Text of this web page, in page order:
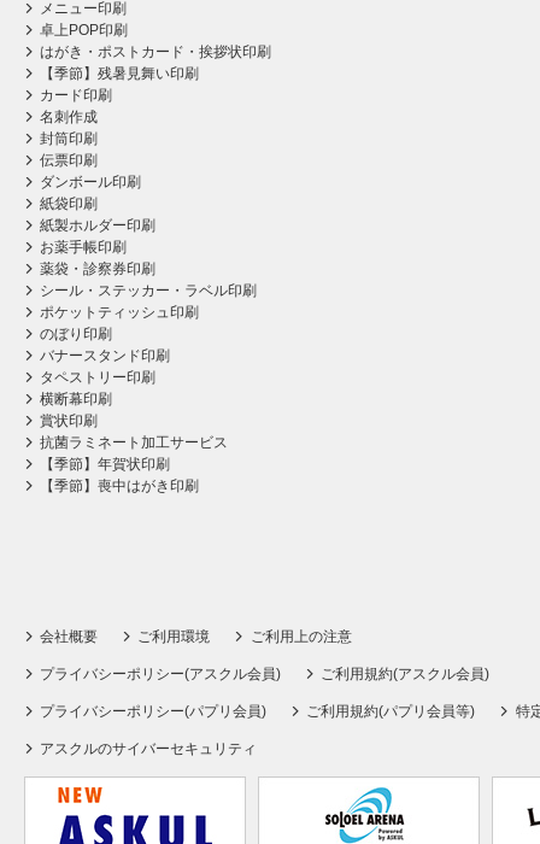
メニュー印刷
卓上POP印刷
はがき・ポストカード・挨拶状印刷
【季節】残暑見舞い印刷
カード印刷
名刺作成
封筒印刷
伝票印刷
ダンボール印刷
紙袋印刷
紙製ホルダー印刷
お薬手帳印刷
薬袋・診察券印刷
シール・ステッカー・ラベル印刷
ポケットティッシュ印刷
のぼり印刷
バナースタンド印刷
タペストリー印刷
横断幕印刷
賞状印刷
抗菌ラミネート加工サービス
【季節】年賀状印刷
【季節】喪中はがき印刷
会社概要 ご利用環境 ご利用上の注意
プライバシーポリシー(アスクル会員) ご利用規約(アスクル会員)
プライバシーポリシー(パプリ会員) ご利用規約(パプリ会員等) 特
アスクルのサイバーセキュリティ